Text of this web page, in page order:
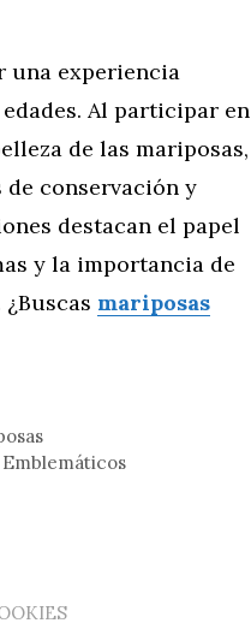
una experiencia
Al participar en
de las mariposas,
conservación y
destacan el papel
y la importancia de
mariposas